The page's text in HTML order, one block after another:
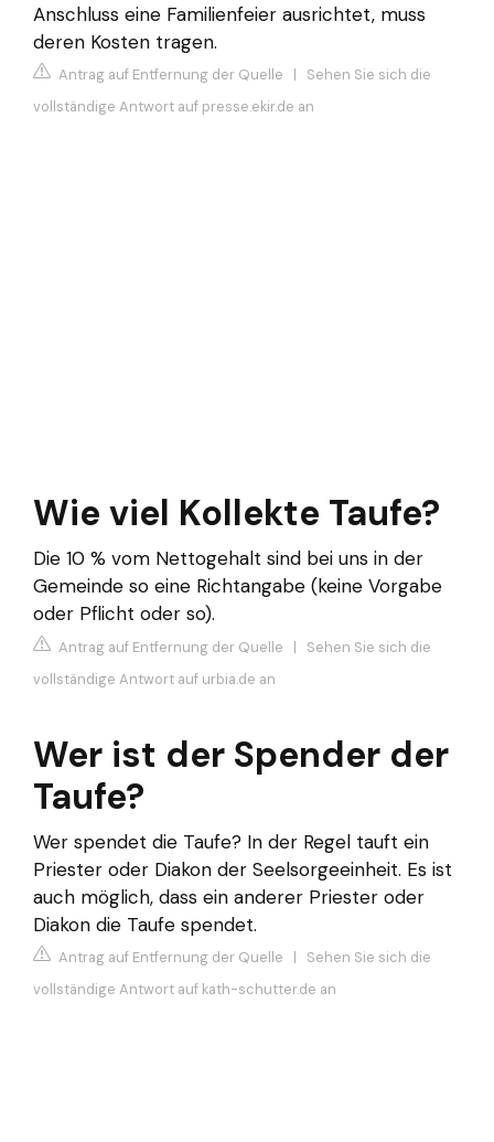
Anschluss eine Familienfeier ausrichtet, muss
deren Kosten tragen.
Antrag auf Entfernung der Quelle | Sehen Sie sich die
vollständige Antwort auf presse.ekir.de an
Wie viel Kollekte Taufe?
Die 10 % vom Nettogehalt sind bei uns in der
Gemeinde so eine Richtangabe (keine Vorgabe
oder Pflicht oder so).
Antrag auf Entfernung der Quelle | Sehen Sie sich die
vollständige Antwort auf urbia.de an
Wer ist der Spender der
Taufe?
Wer spendet die Taufe? In der Regel tauft ein
Priester oder Diakon der Seelsorgeeinheit. Es ist
auch möglich, dass ein anderer Priester oder
Diakon die Taufe spendet.
Antrag auf Entfernung der Quelle | Sehen Sie sich die
vollständige Antwort auf kath-schutter.de an